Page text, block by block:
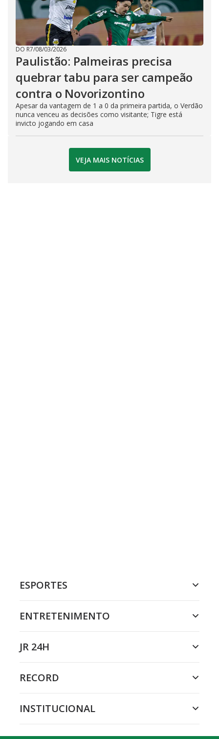
DO R7/08/03/2026
Paulistão: Palmeiras precisa
quebrar tabu para ser campeão
contra o Novorizontino
Apesar da vantagem de 1 a 0 da primeira partida, o Verdão
nunca venceu as decisões como visitante; Tigre está
invicto jogando em casa
VEJA MAIS NOTÍCIAS
ESPORTES
ENTRETENIMENTO
JR 24H
RECORD
INSTITUCIONAL